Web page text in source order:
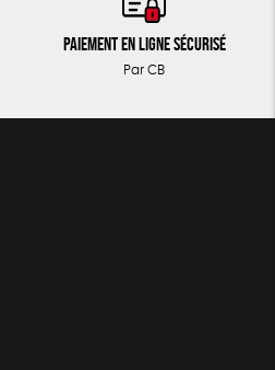
Paiement en ligne sécurisé
Par CB